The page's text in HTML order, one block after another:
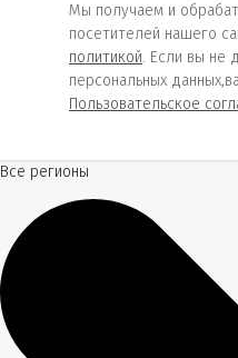
Мы получаем и
посетителей нашего
политикой. Если вы не
персональных
Пользовательское
Все регионы